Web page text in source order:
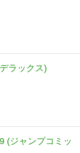
ラックス)
(ジャンプコミッ